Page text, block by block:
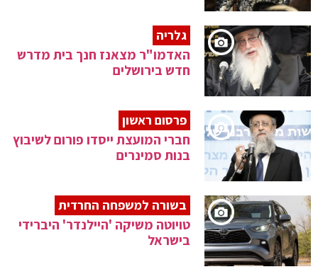
גלריה
האדמו"ר מצאנז חנך בית מדרש
חדש בירושלים
פרסום ראשון
חברי המועצת ייסדו פורום לשיבוץ
בנות סמינרים
בשורה למשפחה החרדית
טויוטה משיקה 'היילנדר' היברידי
בישראל